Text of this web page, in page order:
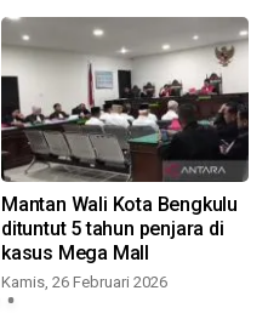
Mantan Wali Kota Bengkulu
dituntut 5 tahun penjara di
kasus Mega Mall
Kamis, 26 Februari 2026